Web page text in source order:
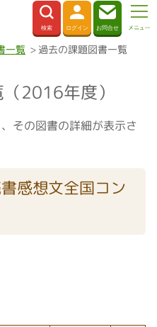
一覧
過去の課題図書一覧
2016年度）
その図書の詳細が表示さ
感想文全国コン